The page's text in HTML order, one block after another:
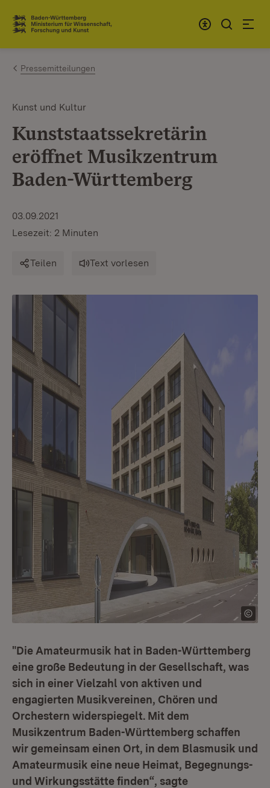
Zum Inhalt springen
Link zur Startseite
Pressemitteilungen
Kunst und Kultur
Kunststaatssekretärin
eröffnet Musikzentrum
Baden-Württemberg
03.09.2021
Lesezeit: 2 Minuten
Teilen Text vorlesen
"Die Amateurmusik hat in Baden-Württemberg
eine große Bedeutung in der Gesellschaft, was
sich in einer Vielzahl von aktiven und
engagierten Musikvereinen, Chören und
Orchestern widerspiegelt. Mit dem
Musikzentrum Baden-Württemberg schaffen
wir gemeinsam einen Ort, in dem Blasmusik und
Amateurmusik eine neue Heimat, Begegnungs-
und Wirkungsstätte finden“, sagte